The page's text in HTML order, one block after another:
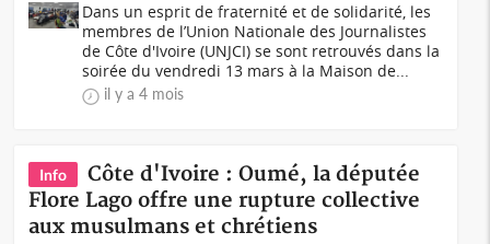
Dans un esprit de fraternité et de solidarité, les
membres de l’Union Nationale des Journalistes
de Côte d'Ivoire (UNJCI) se sont retrouvés dans la
soirée du vendredi 13 mars à la Maison de...
il y a 4 mois
Info
Côte d'Ivoire : Oumé, la députée
Flore Lago offre une rupture collective
aux musulmans et chrétiens